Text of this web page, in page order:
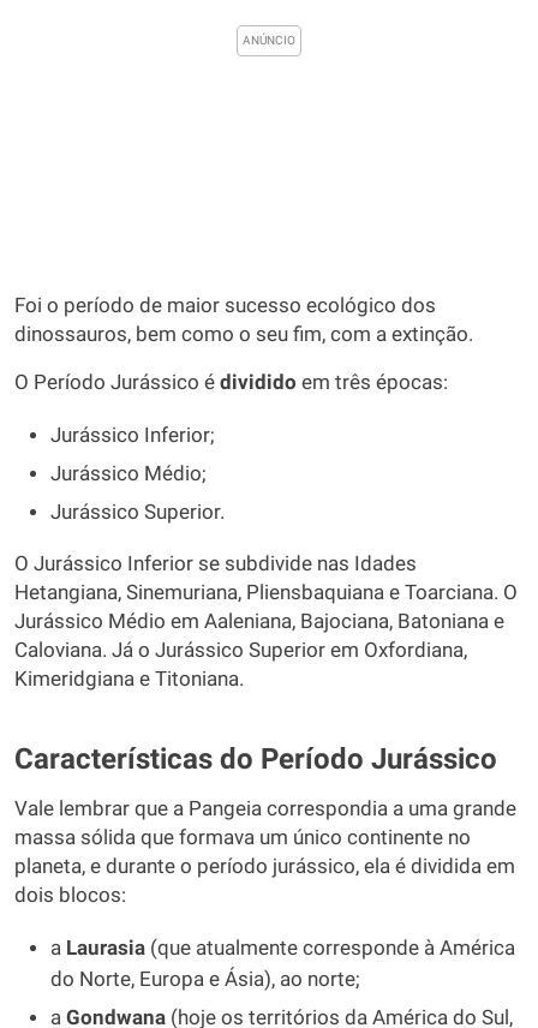
Foi o período de maior sucesso ecológico dos
dinossauros, bem como o seu fim, com a extinção.
O Período Jurássico é dividido em três épocas:
Jurássico Inferior;
Jurássico Médio;
Jurássico Superior.
O Jurássico Inferior se subdivide nas Idades
Hetangiana, Sinemuriana, Pliensbaquiana e Toarciana. O
Jurássico Médio em Aaleniana, Bajociana, Batoniana e
Caloviana. Já o Jurássico Superior em Oxfordiana,
Kimeridgiana e Titoniana.
Características do Período Jurássico
Vale lembrar que a Pangeia correspondia a uma grande
massa sólida que formava um único continente no
planeta, e durante o período jurássico, ela é dividida em
dois blocos:
a Laurasia (que atualmente corresponde à América
do Norte, Europa e Ásia), ao norte;
a Gondwana (hoje os territórios da América do Sul,